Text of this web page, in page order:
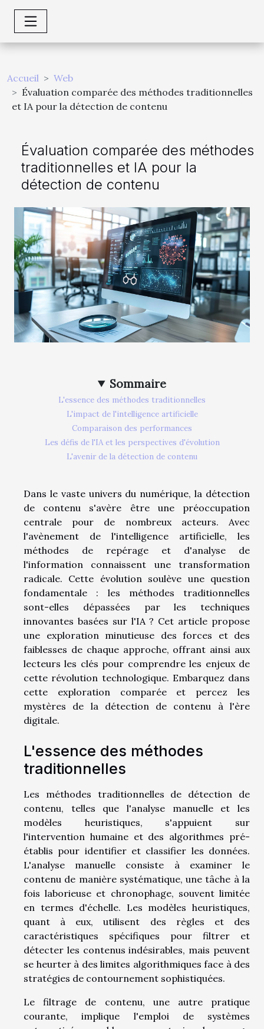
Accueil
Web
Évaluation comparée des méthodes traditionnelles
et IA pour la détection de contenu
Évaluation comparée des méthodes
traditionnelles et IA pour la
détection de contenu
Sommaire
L'essence des méthodes traditionnelles
L'impact de l'intelligence artificielle
Comparaison des performances
Les défis de l'IA et les perspectives d'évolution
L'avenir de la détection de contenu
Dans le vaste univers du numérique, la détection
de contenu s'avère être une préoccupation
centrale pour de nombreux acteurs. Avec
l'avènement de l'intelligence artificielle, les
méthodes de repérage et d'analyse de
l'information connaissent une transformation
radicale. Cette évolution soulève une question
fondamentale : les méthodes traditionnelles
sont-elles dépassées par les techniques
innovantes basées sur l'IA ? Cet article propose
une exploration minutieuse des forces et des
faiblesses de chaque approche, offrant ainsi aux
lecteurs les clés pour comprendre les enjeux de
cette révolution technologique. Embarquez dans
cette exploration comparée et percez les
mystères de la détection de contenu à l'ère
digitale.
L'essence des méthodes
traditionnelles
Les méthodes traditionnelles de détection de
contenu, telles que l'analyse manuelle et les
modèles heuristiques, s'appuient sur
l'intervention humaine et des algorithmes pré-
établis pour identifier et classifier les données.
L'analyse manuelle consiste à examiner le
contenu de manière systématique, une tâche à la
fois laborieuse et chronophage, souvent limitée
en termes d'échelle. Les modèles heuristiques,
quant à eux, utilisent des règles et des
caractéristiques spécifiques pour filtrer et
détecter les contenus indésirables, mais peuvent
se heurter à des limites algorithmiques face à des
stratégies de contournement sophistiquées.
Le filtrage de contenu, une autre pratique
courante, implique l'emploi de systèmes